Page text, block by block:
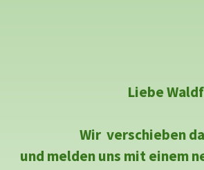
Liebe
Wir verschieben
und melden uns mit einem